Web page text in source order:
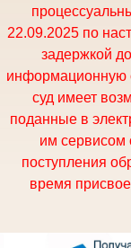
22.09.2025 по
задержкой
информационную
суд имеет
поданные в
им сервисом
поступления
время